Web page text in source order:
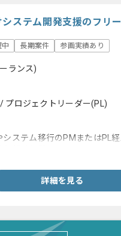
システム開発支援のフリ
長期案件 参画実績あり
ランス)
プロジェクトリーダー(PL)
システム移行のPMまたはPL
詳細を見る